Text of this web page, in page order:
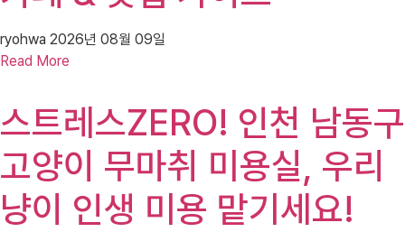
ryohwa 2026년 08월 09일
Read More
스트레스ZERO! 인천 남동구
고양이 무마취 미용실, 우리
냥이 인생 미용 맡기세요!